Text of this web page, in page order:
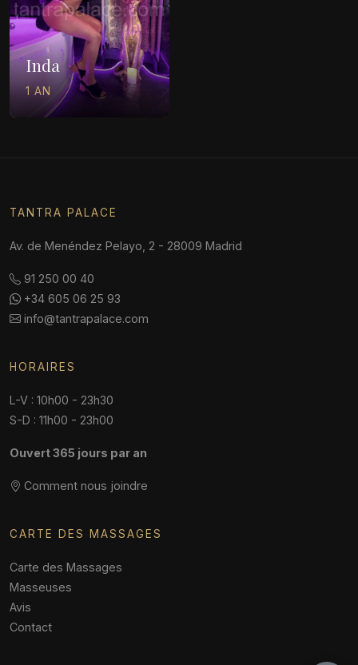
Inda
1 AN
TANTRA PALACE
Av. de Menéndez Pelayo, 2 - 28009 Madrid
91 250 00 40
+34 605 06 25 93
info@tantrapalace.com
HORAIRES
L-V : 10h00 - 23h30
S-D : 11h00 - 23h00
Ouvert 365 jours par an
Comment nous joindre
CARTE DES MASSAGES
Carte des Massages
Masseuses
Avis
Contact